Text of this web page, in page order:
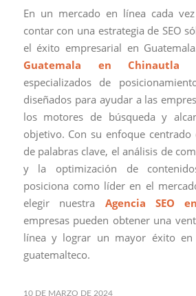
En un mercado en línea cada
contar con una estrategia de SEO
el éxito empresarial en
Guatemala en Chinautla
especializados de
diseñados para ayudar a las
los motores de búsqueda y
objetivo. Con su enfoque centrado
de palabras clave, el análisis de
y la optimización de
posiciona como líder en el
elegir nuestra Agencia SEO
empresas pueden obtener una
línea y lograr un mayor éxito
guatemalteco.
10 DE MARZO DE 2024